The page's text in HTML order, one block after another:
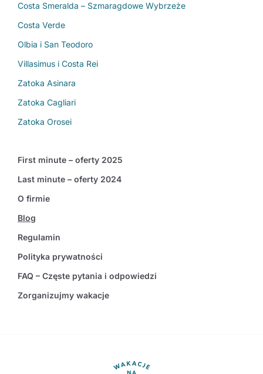
Costa Smeralda – Szmaragdowe Wybrzeże
Costa Verde
Olbia i San Teodoro
Villasimus i Costa Rei
Zatoka Asinara
Zatoka Cagliari
Zatoka Orosei
First minute – oferty 2025
Last minute – oferty 2024
O firmie
Blog
Regulamin
Polityka prywatności
FAQ – Częste pytania i odpowiedzi
Zorganizujmy wakacje